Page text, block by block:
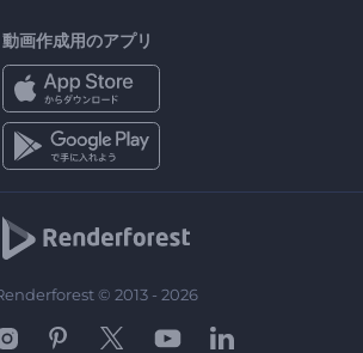
動画作成用のアプリ
© 2013 - 2026